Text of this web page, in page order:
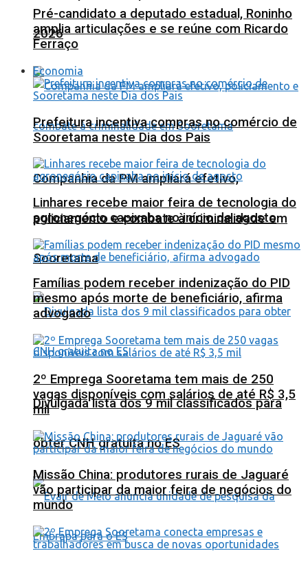
2026
Companhia da PM ampliará efetivo,
policiamento e combate à criminalidade em
Sooretama
Divulgada lista dos 9 mil classificados para
obter CNH gratuita no ES
Pré-candidato a deputado estadual, Roninho
amplia articulações e se reúne com Ricardo
Ferraço
Economia
Prefeitura incentiva compras no comércio de
Sooretama neste Dia dos Pais
Linhares recebe maior feira de tecnologia do
agronegócio capixaba no início de agosto
Famílias podem receber indenização do PID
mesmo após morte de beneficiário, afirma
advogado
2º Emprega Sooretama tem mais de 250
vagas disponíveis com salários de até R$ 3,5
mil
Missão China: produtores rurais de Jaguaré
vão participar da maior feira de negócios do
mundo